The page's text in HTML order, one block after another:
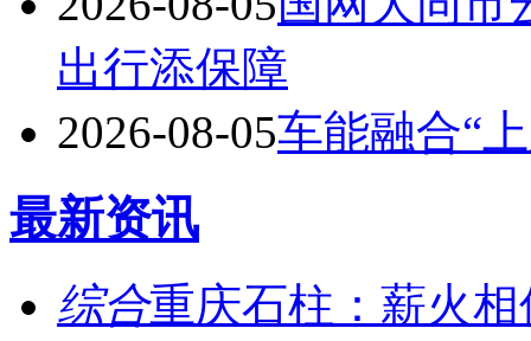
出行添保障
2026-08-05车能融合“
最新资讯
综合重庆石柱：薪火